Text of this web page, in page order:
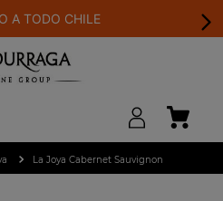
A TODO CHILE
La Joya Cabernet Sauvignon